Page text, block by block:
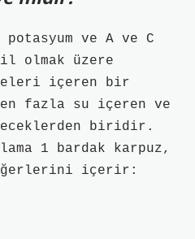
potasyum ve A ve C
olmak üzere
içeren bir
fazla su içeren ve
biridir.
1 bardak karpuz,
içerir: